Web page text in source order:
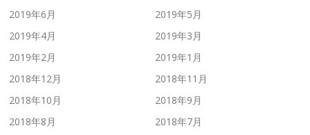
2019年6月
2019年5月
2019年4月
2019年3月
2019年2月
2019年1月
2018年12月
2018年11月
2018年10月
2018年9月
2018年8月
2018年7月